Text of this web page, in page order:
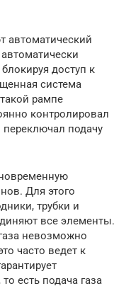
автоматический
доступ к
система
рампе
контролировал
переключал подачу
Для этого
трубки и
все элементы.
невозможно
часто ведет к
есть подача газа